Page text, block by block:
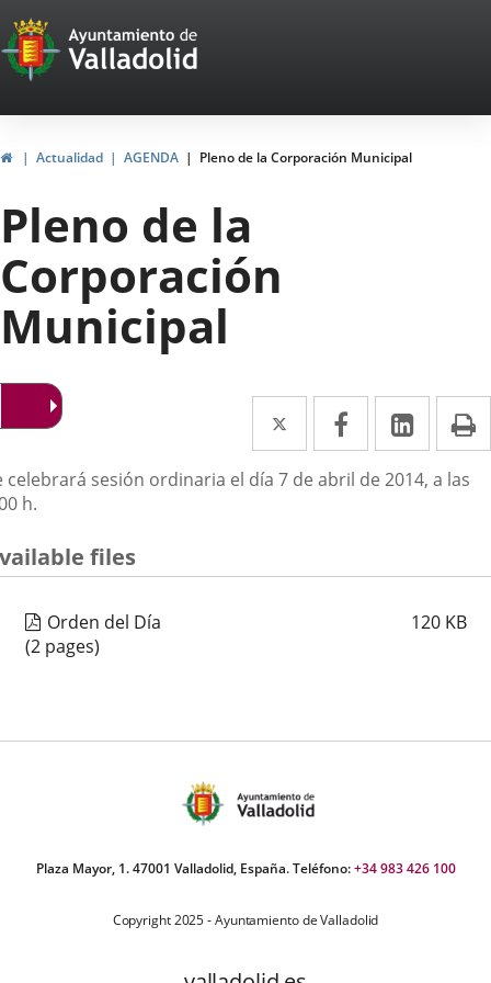
Portal
Web
del
Ayuntamiento
de
Valladolid
HomeActualidad AGENDA Pleno de la Corporación Municipal
Pleno de la
Corporación
Municipal
Twitter
Enlace
a
una
Facebook
Enlace
a
una
Enlace
a
una
celebrará sesión ordinaria el día 7 de abril de 2014, a las
h.
files
Orden del Día 120 KB
(2 pages)
Plaza Mayor, 1. 47001 Valladolid, España. Teléfono:+34 983 426 100
Copyright 2025 - Ayuntamiento de Valladolid